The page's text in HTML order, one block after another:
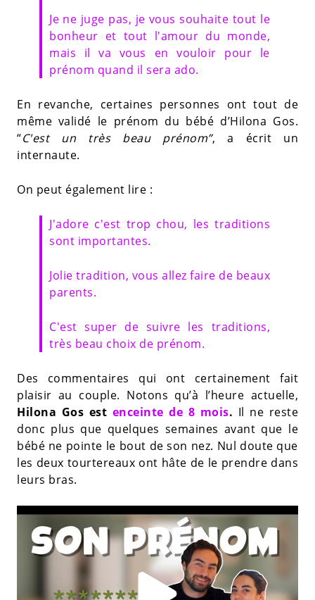
Je ne juge pas, je vous souhaite tout le
bonheur et tout l'amour du monde,
mais il va vous en vouloir pour le
prénom quand il sera ado.
En revanche, certaines personnes ont tout de
même validé le prénom du bébé d’Hilona Gos.
“C'est un très beau prénom”, a écrit un
internaute.
On peut également lire :
J'adore c'est trop chou, les traditions
sont importantes.
Jolie tradition, vous allez faire de beaux
parents.
C'est super de suivre les traditions,
très beau choix de prénom.
Des commentaires qui ont certainement fait
plaisir au couple. Notons qu’à l’heure actuelle,
Hilona Gos est enceinte de 8 mois. Il ne reste
donc plus que quelques semaines avant que le
bébé ne pointe le bout de son nez. Nul doute que
les deux tourtereaux ont hâte de le prendre dans
leurs bras.